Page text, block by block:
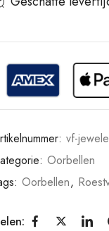
vf-
Oorbellen
Oorbellen,